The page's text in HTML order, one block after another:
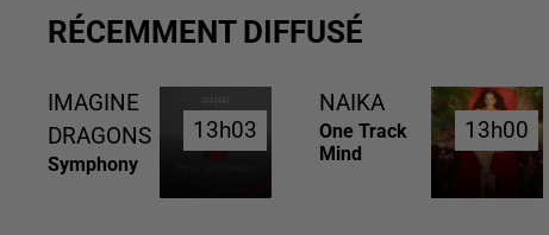
RÉCEMMENT DIFFUSÉ
IMAGINE
DRAGONS
Symphony
13h03
13h03
NAIKA
One Track
Mind
13h00
13h00